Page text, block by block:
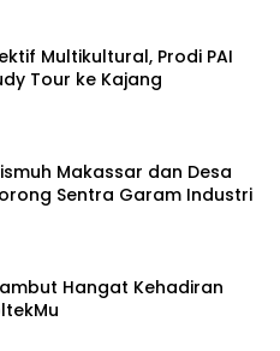
Multikultural, Prodi PAI
Tour ke Kajang
Makassar dan Desa
Sentra Garam Industri
Hangat Kehadiran